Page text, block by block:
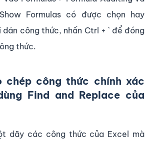
Formulas có được chọn hay
dán công thức, nhấn Ctrl + ` để đóng
thức.
chép công thức chính xác
Find and Replace của
dãy các công thức của Excel mà